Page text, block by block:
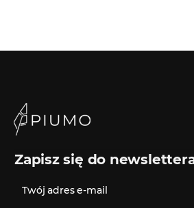
Zapisz się do